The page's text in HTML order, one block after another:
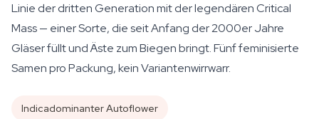
Linie der dritten Generation mit der legendären Critical
Mass — einer Sorte, die seit Anfang der 2000er Jahre
Gläser füllt und Äste zum Biegen bringt. Fünf feminisierte
Samen pro Packung, kein Variantenwirrwarr.
Indicadominanter Autoflower